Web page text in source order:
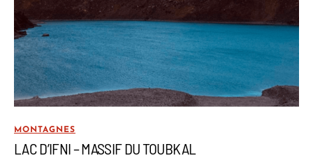
MONTAGNES
LAC D’IFNI – MASSIF DU TOUBKAL